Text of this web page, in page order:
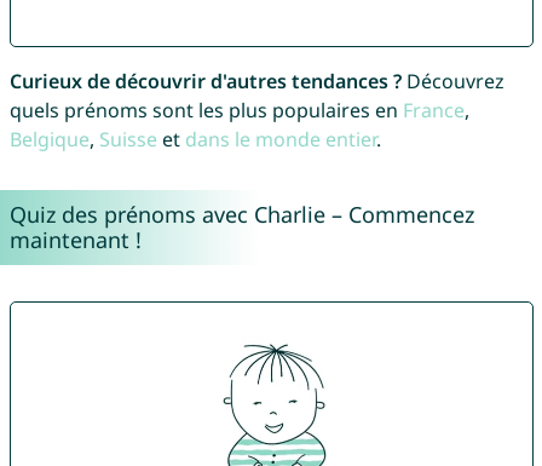
Curieux de découvrir d'autres tendances ?Découvrez
quels prénoms sont les plus populaires en France,
Belgique, Suisse et dans le monde entier.
Quiz des prénoms avec Charlie – Commencez
maintenant !